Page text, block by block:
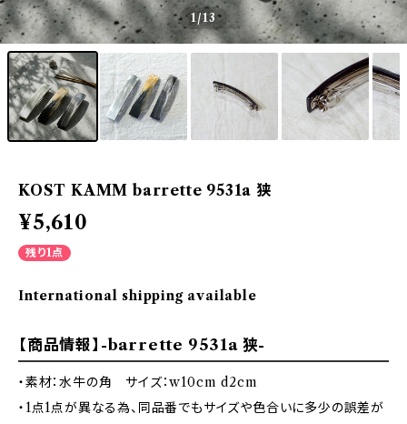
1/13
KOST KAMM barrette 9531a 狭
¥5,610
残り1点
International shipping available
【商品情報】-barrette 9531a 狭-
・素材：水牛の角 サイズ：w10cm d2cm
・1点1点が異なる為、同品番でもサイズや色合いに多少の誤差が